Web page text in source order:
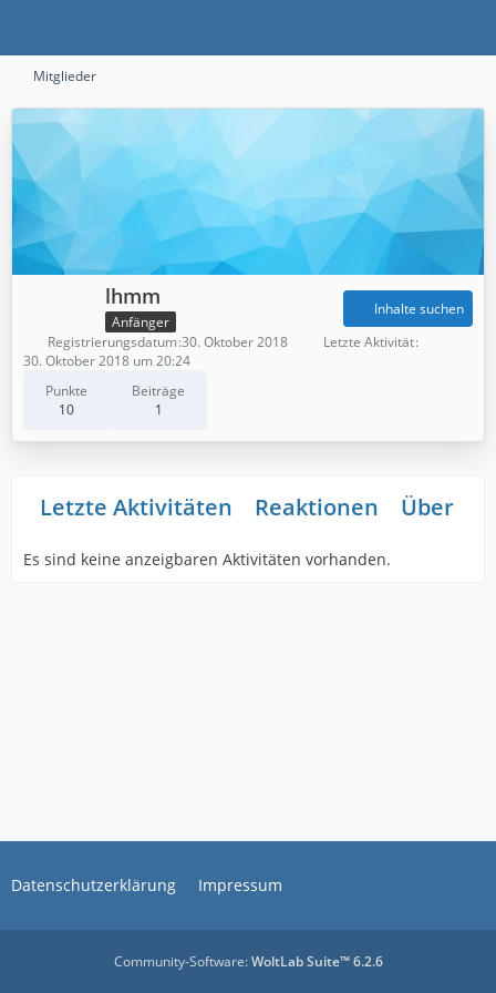
Mitglieder
lhmm
Anfänger
Punkte
10
Beiträge
1
Inhalte suchen
Registrierungsdatum 30. Oktober 2018
Letzte Aktivität
30. Oktober 2018 um 20:24
Letzte Aktivitäten Reaktionen Über
Es sind keine anzeigbaren Aktivitäten vorhanden.
Datenschutzerklärung Impressum
Community-Software:WoltLab Suite™ 6.2.6